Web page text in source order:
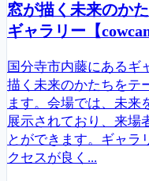
窓が描く未来のか
ギャラリー【
国分寺市内藤にあるギ
描く未来のかたちをテ
ます。会場では、未来
展示されており、来場
とができます。ギャラ
クセスが良く...